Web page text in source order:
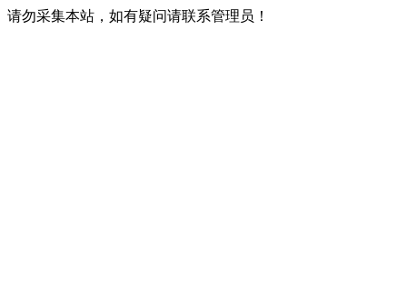
请勿采集本站，如有疑问请联系管理员！